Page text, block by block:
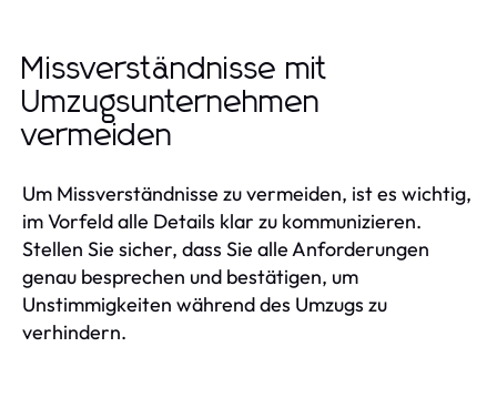
Missverständnisse mit
Umzugsunternehmen
vermeiden
Um Missverständnisse zu vermeiden, ist es wichtig,
im Vorfeld alle Details klar zu kommunizieren.
Stellen Sie sicher, dass Sie alle Anforderungen
genau besprechen und bestätigen, um
Unstimmigkeiten während des Umzugs zu
verhindern.